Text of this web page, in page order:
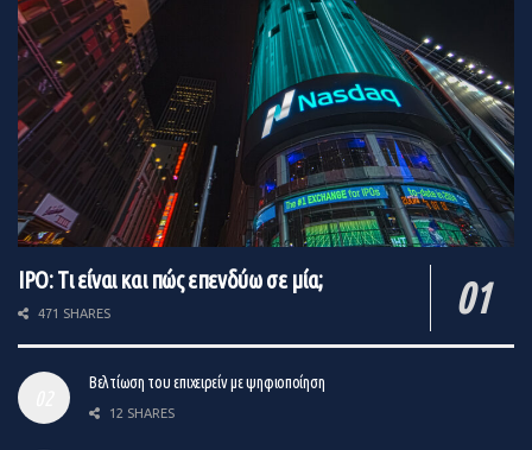
IPO: Τι είναι και πώς επενδύω σε μία;
471 SHARES
Βελτίωση του επιχειρείν με ψηφιοποίηση
12 SHARES